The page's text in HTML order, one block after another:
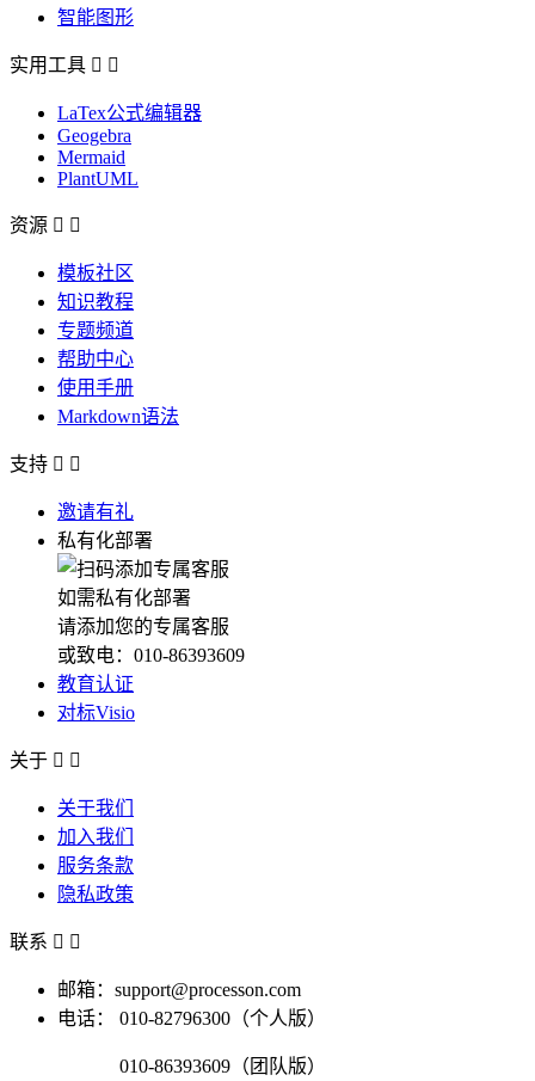
智能图形
实用工具  
LaTex公式编辑器
Geogebra
Mermaid
PlantUML
资源  
模板社区
知识教程
专题频道
帮助中心
使用手册
Markdown语法
支持  
邀请有礼
私有化部署
如需私有化部署
请添加您的专属客服
或致电：010-86393609
教育认证
对标Visio
关于  
关于我们
加入我们
服务条款
隐私政策
联系  
邮箱：support@processon.com
电话：
010-82796300（个人版）
010-86393609（团队版）